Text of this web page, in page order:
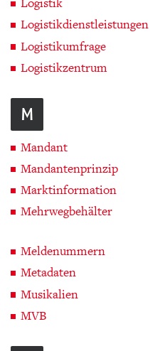
Logistik
Logistikdienstleistungen
Logistikumfrage
Logistikzentrum
M
Mandant
Mandantenprinzip
Marktinformation
Mehrwegbehälter
Meldenummern
Metadaten
Musikalien
MVB